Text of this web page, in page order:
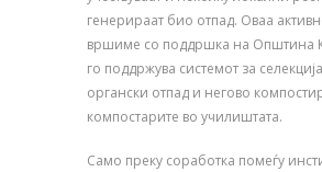
генерираат био отпад. Оваа
вршиме со поддршка на Општина
го поддржува системот за
органски отпад и негово
компостарите во училиштата.
Само преку соработка помеѓу